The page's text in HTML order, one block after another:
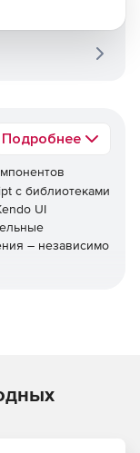
Подробнее
с библиотеками
UI
– независимо
ключевых